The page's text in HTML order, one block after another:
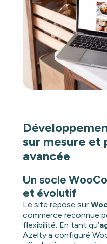
sur mesure et
avancée
Un socle
et évolutif
Le site repose sur
commerce reconnue
flexibilité. En tant qu’
Azelty a configuré